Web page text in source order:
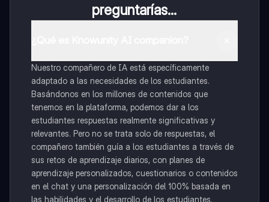
preguntarías...
Nuestro compañero de IA está específicamente
adaptado a las necesidades de los estudiantes.
Basándonos en los millones de contenidos que
tenemos en la plataforma, podemos dar a los
estudiantes respuestas realmente significativas y
relevantes. Pero no se trata solo de respuestas, el
compañero también guía a los estudiantes a través de
sus retos de aprendizaje diarios, con planes de
aprendizaje personalizados, cuestionarios o contenidos
en el chat y una personalización del 100% basada en
las habilidades y el desarrollo de los estudiantes.